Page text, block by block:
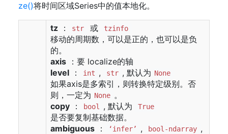
ze()将时间区域Series中的值本地化。
tz ： str 或 tzinfo
移动的周期数，可以是正的，也可以是负
的。
axis ：要 localize的轴
level ： int , str , 默认为 None
如果axis是多索引，则转换特定级别。否
则，一定为 None 。
copy ： bool , 默认为 True
是否要复制基础数据。
ambiguous ： ‘infer’ , bool-ndarray ,